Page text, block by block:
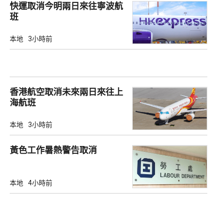
快運取消今明兩日來往寧波航
班
本地 3小時前
香港航空取消未來兩日來往上
海航班
本地 3小時前
黃色工作暑熱警告取消
本地 4小時前